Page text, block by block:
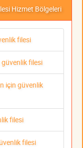
Hizmet Bölgeleri
filesi
filesi
için güvenlik
filesi
filesi